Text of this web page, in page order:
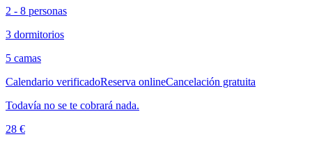
2 - 8 personas
3 dormitorios
5 camas
Calendario verificadoReserva onlineCancelación gratuita
Todavía no se te cobrará nada.
28 €